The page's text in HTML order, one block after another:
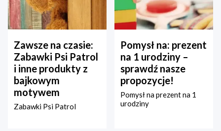
Zawsze na czasie:
Zabawki Psi Patrol
i inne produkty z
bajkowym
motywem
Zabawki Psi Patrol
Pomysł na: prezent
na 1 urodziny –
sprawdź nasze
propozycje!
Pomysł na prezent na 1
urodziny